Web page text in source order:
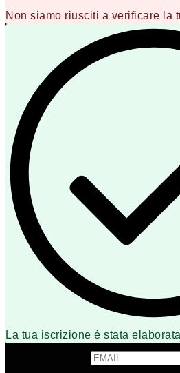
Non siamo riusciti a verificare la
La tua iscrizione è stata